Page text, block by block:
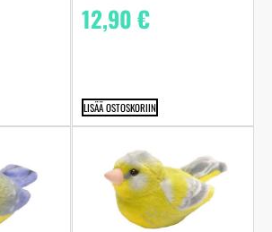
12,90€
LISÄÄ OSTOSKORIIN